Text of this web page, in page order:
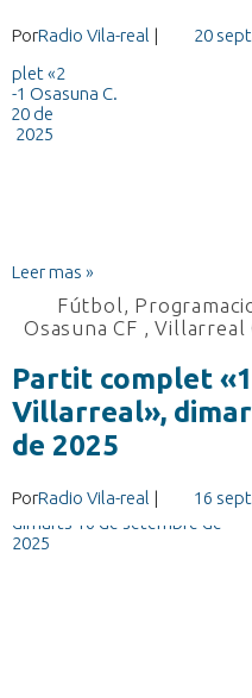
PorRadio Vila-real | 20
Leer mas »
Fútbol,
Osasuna CF ,Villarreal
Partit complet
Villarreal»,
de 2025
PorRadio Vila-real | 16